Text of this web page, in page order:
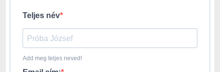
Teljes név
Add meg teljes neved!